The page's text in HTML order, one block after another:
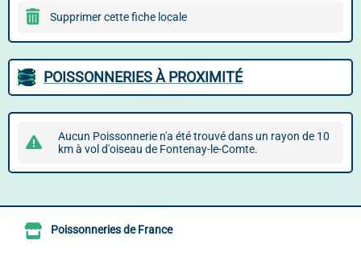
Supprimer cette fiche locale
POISSONNERIES À PROXIMITÉ
Aucun Poissonnerie n'a été trouvé dans un rayon de 10
km à vol d'oiseau de Fontenay-le-Comte.
Poissonneries de France